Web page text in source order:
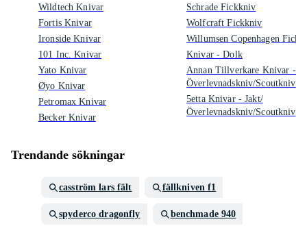
Wildtech Knivar
Fortis Knivar
Ironside Knivar
101 Inc. Knivar
Yato Knivar
Øyo Knivar
Petromax Knivar
Becker Knivar
Schrade Fickkniv
Wolfcraft Fickkniv
Willumsen Copenhagen
Knivar - Dolk
Annan Tillverkare Knivar -
Överlevnadskniv/Scoutkniv
5etta Knivar - Jakt/
Överlevnadskniv/Scoutkniv
Trendande sökningar
casström lars fält fällkniven f1
spyderco dragonfly benchmade 940